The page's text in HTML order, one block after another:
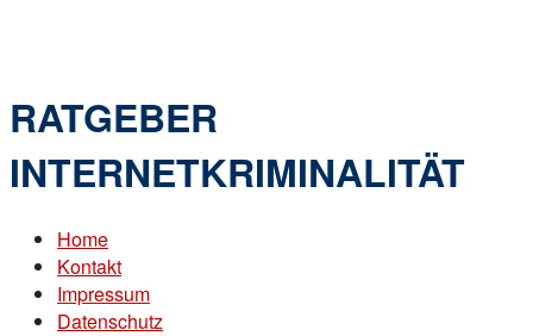
RATGEBER
INTERNETKRIMINALITÄT
Home
Kontakt
Impressum
Datenschutz